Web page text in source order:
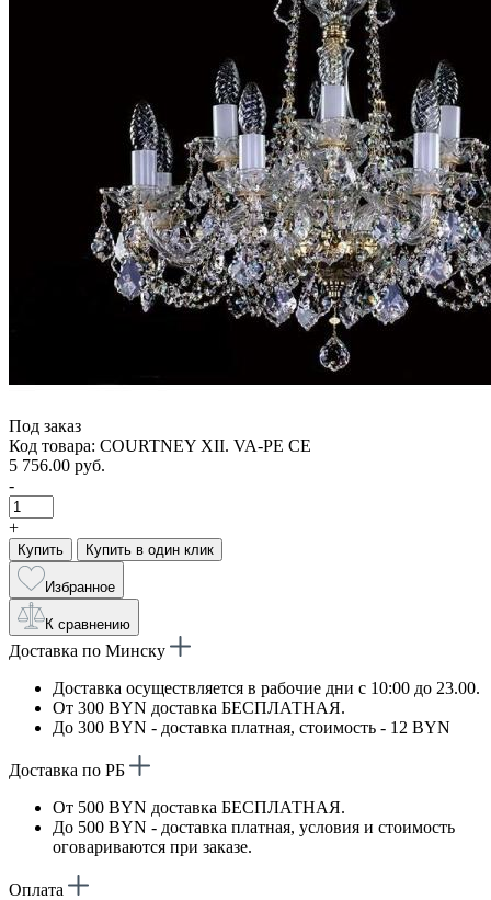
Под заказ
Код товара: COURTNEY XII. VA-PE CE
5 756.00 руб.
-
+
Купить Купить в один клик
Избранное
К сравнению
Доставка по Минску
Доставка осуществляется в рабочие дни с 10:00 до 23.00.
От 300 BYN доставка БЕСПЛАТНАЯ.
До 300 BYN - доставка платная, стоимость - 12 BYN
Доставка по РБ
От 500 BYN доставка БЕСПЛАТНАЯ.
До 500 BYN - доставка платная, условия и стоимость
оговариваются при заказе.
Оплата